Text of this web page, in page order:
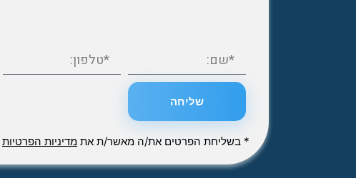
שליחה
* בשליחת הפרטים את/ה מאשר/ת את מדיניות הפרטיות